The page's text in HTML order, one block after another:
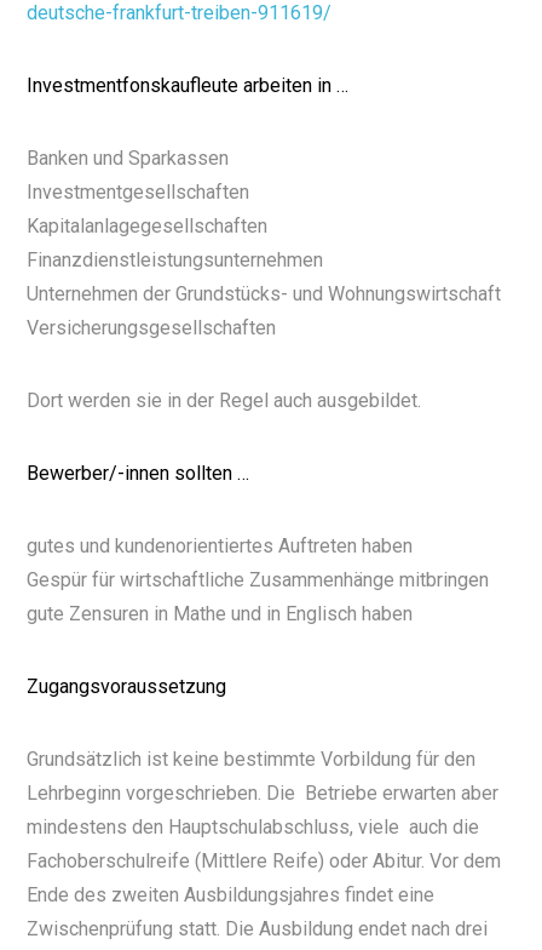
deutsche-frankfurt-treiben-911619/
Investmentfonskaufleute arbeiten in …
Banken und Sparkassen
Investmentgesellschaften
Kapitalanlagegesellschaften
Finanzdienstleistungsunternehmen
Unternehmen der Grundstücks- und Wohnungswirtschaft
Versicherungsgesellschaften
Dort werden sie in der Regel auch ausgebildet.
Bewerber/-innen sollten …
gutes und kundenorientiertes Auftreten haben
Gespür für wirtschaftliche Zusammenhänge mitbringen
gute Zensuren in Mathe und in Englisch haben
Zugangsvoraussetzung
Grundsätzlich ist keine bestimmte Vorbildung für den
Lehrbeginn vorgeschrieben. Die Betriebe erwarten aber
mindestens den Hauptschulabschluss, viele auch die
Fachoberschulreife (Mittlere Reife) oder Abitur. Vor dem
Ende des zweiten Ausbildungsjahres findet eine
Zwischenprüfung statt. Die Ausbildung endet nach drei